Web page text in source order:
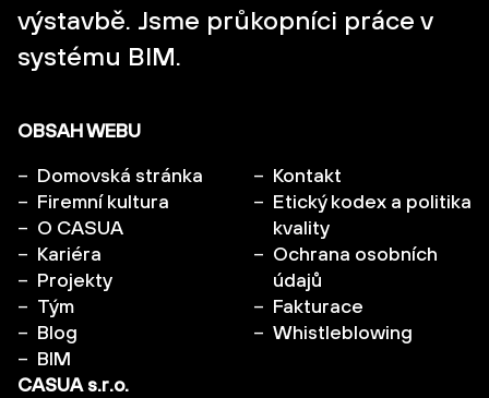
výstavbě. Jsme průkopníci práce v
systému BIM.
CASUA s.r.o.
OBSAH WEBU
Domovská stránka
Firemní kultura
O CASUA
Kariéra
Projekty
Tým
Blog
BIM
Kontakt
Etický kodex a politika
kvality
Ochrana osobních
údajů
Fakturace
Whistleblowing